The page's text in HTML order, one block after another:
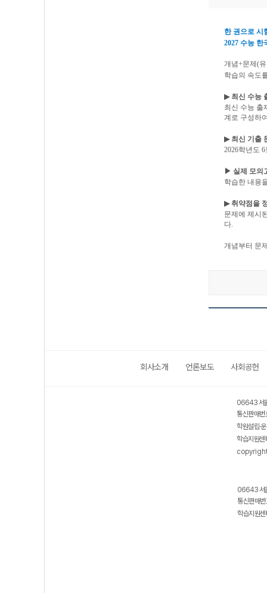
한 권으로 시
2027 수능 한
개념+문제 (
학습의 속도
▶ 최신 수능
최신 수능 출
계로 구성하
▶ 최신 기출
2026학년도 6
▶ 실제 모의
학습한 내용
▶ 취약점을
문제에 제시
다.
개념부터 문
회사소개 언론보도 사회공헌
06643 서
통신판매
학원설립·
학습지원
06643 서
통신판매
학습지원